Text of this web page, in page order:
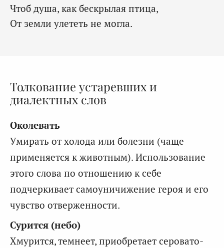
Чтоб душа, как бескрылая птица,
От земли улететь не могла.
Толкование устаревших и
диалектных слов
Околевать
Умирать от холода или болезни (чаще
применяется к животным). Использование
этого слова по отношению к себе
подчеркивает самоуничижение героя и его
чувство отверженности.
Сурится (небо)
Хмурится, темнеет, приобретает серовато-